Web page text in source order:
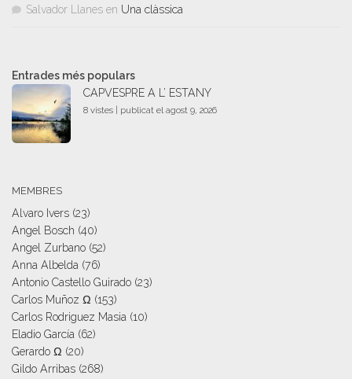
Salvador Llanes en Una clàssica
Entrades més populars
CAPVESPRE A L’ ESTANY
8 vistes publicat el agost 9, 2026
MEMBRES
Alvaro Ivers (23)
Angel Bosch (40)
Angel Zurbano (52)
Anna Albelda (76)
Antonio Castello Guirado (23)
Carlos Muñoz Ω (153)
Carlos Rodriguez Masia (10)
Eladio García (62)
Gerardo Ω (20)
Gildo Arribas (268)